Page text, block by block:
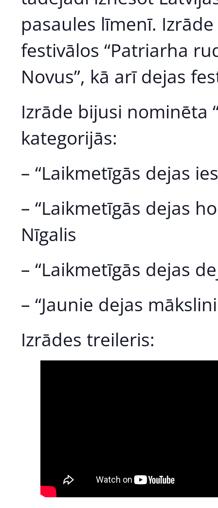
pasaules līmenī.
festivālos “Patriarha
Novus”, kā arī dejas
Izrāde bijusi nominēta
kategorijās:
– “Laikmetīgās dejas
– “Laikmetīgās dejas
Nīgalis
– “Laikmetīgās dejas
– “Jaunie dejas
Izrādes treileris: